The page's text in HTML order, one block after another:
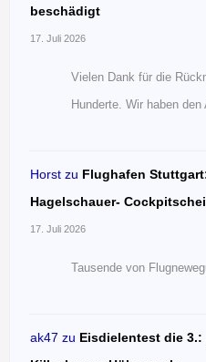
beschädigt
17. Juli 2026
Vielen Dank für die
Hunderte. Wir haben den
Horst zu Flughafen
Hagelschauer-
17. Juli 2026
Tausende von
ak47 zu Eisdielentest die 3.: